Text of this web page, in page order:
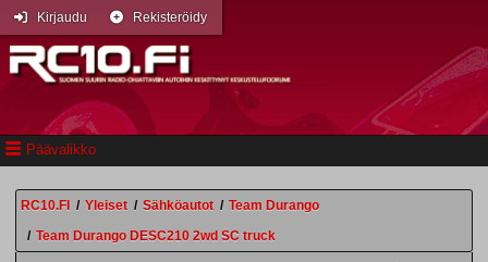
Päävalikko
Kirjaudu Rekisteröidy
RC10.FI / Yleiset / Sähköautot / Team Durango
/ Team Durango DESC210 2wd SC truck